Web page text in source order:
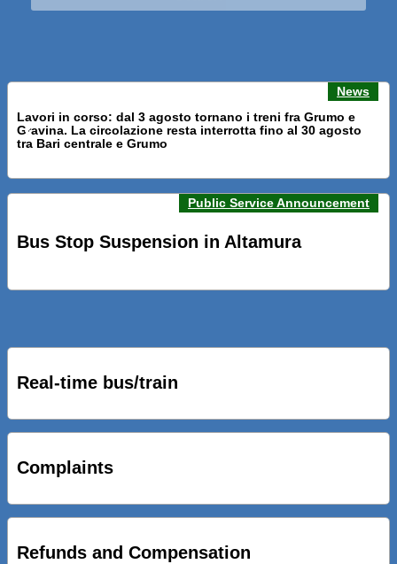
News
Lavori in corso: dal 3 agosto tornano i treni fra Grumo e
Gravina. La circolazione resta interrotta fino al 30 agosto
tra Bari centrale e Grumo
PRESENTATI A BARI NUOVI SERVIZI FALMAPS E LIVECHAT.
IL TUO BUS ED IL TUO TRENO
CICLOPEDONALE FAL CONSEGNA ALLA CITTA’ LE NOVE
OPERE DEL PROGETTO
AL VIA SERVIZIO DI BIKE SHARING A POTENZA CON
VAIMOO PER UTENTI FAL SCONTI SULL’UTILIZZO DELLE
Previous news Next
Public Service Announcement
Bus Stop Suspension in Altamura
Real-time bus/train
Complaints
Refunds and Compensation